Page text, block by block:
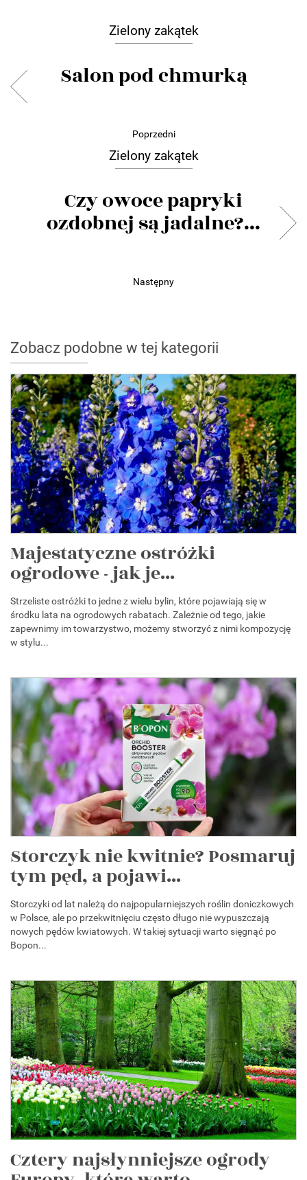
Zielony zakątek
Salon pod chmurką
Poprzedni
Zielony zakątek
Czy owoce papryki
ozdobnej są jadalne?...
Następny
Zobacz podobne w tej kategorii
Majestatyczne ostróżki
ogrodowe - jak je...
Strzeliste ostróżki to jedne z wielu bylin, które pojawiają się w
środku lata na ogrodowych rabatach. Zależnie od tego, jakie
zapewnimy im towarzystwo, możemy stworzyć z nimi kompozycję
w stylu...
Storczyk nie kwitnie? Posmaruj
tym pęd, a pojawi...
Storczyki od lat należą do najpopularniejszych roślin doniczkowych
w Polsce, ale po przekwitnięciu często długo nie wypuszczają
nowych pędów kwiatowych. W takiej sytuacji warto sięgnąć po
Bopon...
Cztery najsłynniejsze ogrody